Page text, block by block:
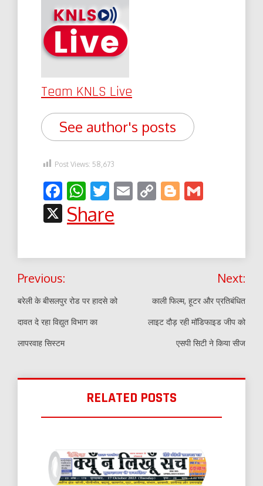
Team KNLS Live
See author's posts
Post Views: 58,673
Facebook
WhatsApp
Twitter
EmailCopyBlogger
X
Share
Post
navigation
Previous:
बरेली के बीसलपुर रोड पर हादसे को
दावत दे रहा विद्युत विभाग का
लापरवाह सिस्टम
Next:
काली फिल्म, हूटर और प्रतिबंधित
लाइट दौड़ रही मॉडिफाइड जीप को
एसपी सिटी ने किया सीज
RELATED POSTS